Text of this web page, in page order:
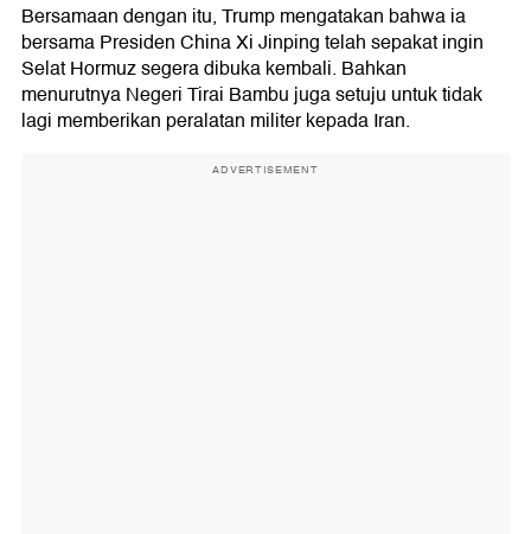
Bersamaan dengan itu, Trump mengatakan bahwa ia
bersama Presiden China Xi Jinping telah sepakat ingin
Selat Hormuz segera dibuka kembali. Bahkan
menurutnya Negeri Tirai Bambu juga setuju untuk tidak
lagi memberikan peralatan militer kepada Iran.
ADVERTISEMENT